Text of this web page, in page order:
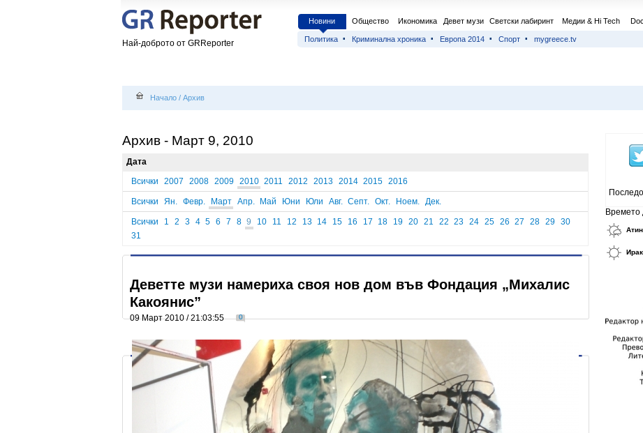
Най-доброто от GRReporter
Новини Общество Икономика Девет музи Светски лабиринт Медии & Hi Tech
Политика Криминална хроника Европа 2014 Спорт mygreece.tv
Начало / Архив
Архив - Март 9, 2010
Дата
Всички
2007 2008 2009 2010 2011 2012 2013 2014 2015 2016
Всички Ян. Февр. Март Апр. Май Юни Юли Авг. Септ. Окт. Ноем. Дек.
Всички 1 2 3 4 5 6 7 8 9 10 11 12 13 14 15 16 17 18 19 20 21 22 23 24 25 26 27 28 29 30
31
Деветте музи намериха своя нов дом във Фондация „Михалис
Какоянис”
09 Март 2010 / 21:03:55 0
Времето